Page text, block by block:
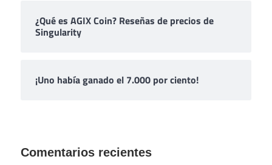
¿Qué es AGIX Coin? Reseñas de precios de
Singularity
¡Uno había ganado el 7.000 por ciento!
Comentarios recientes